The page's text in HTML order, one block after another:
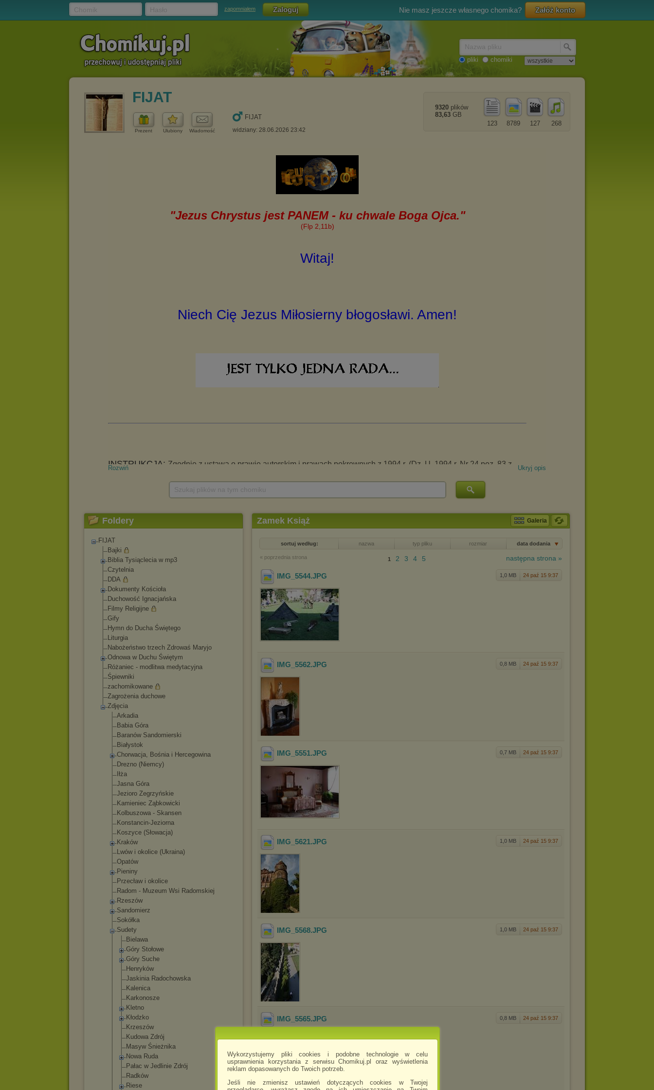
Wykorzystujemy pliki cookies i podobne technologie w celu
usprawnienia korzystania z serwisu Chomikuj.pl oraz wyświetlenia
reklam dopasowanych do Twoich potrzeb.
Jeśli nie zmienisz ustawień dotyczących cookies w Twojej
zapomniałem Nie masz jeszcze własnego chomika? Załóż konto
pliki chomiki
FIJAT
Prezent Ulubiony Wiadomość
FIJAT
widziany: 28.06.2026 23:42
268
127
8789
123
9320 plików
83,63 GB
Ukryj opis
Rozwiń
Foldery
FIJAT
Bajki
Biblia Tysiąclecia w mp3
Czytelnia
DDA
Dokumenty Kościoła
Duchowość Ignacjańska
Filmy Religijne
Gify
Hymn do Ducha Świętego
Liturgia
Nabożeństwo trzech Zdrowaś Maryjo
Odnowa w Duchu Świętym
Różaniec - modlitwa medytacyjna
Śpiewniki
zachomikowane
Zagrożenia duchowe
Zdjęcia
Arkadia
Babia Góra
Baranów Sandomierski
Białystok
Chorwacja, Bośnia i Hercegowina
Drezno (Niemcy)
Iłża
Jasna Góra
Jezioro Zegrzyńskie
Kamieniec Ząbkowicki
Kolbuszowa - Skansen
Konstancin-Jeziorna
Koszyce (Słowacja)
Kraków
Lwów i okolice (Ukraina)
Opatów
Pieniny
Przecław i okolice
Radom - Muzeum Wsi Radomskiej
Rzeszów
Sandomierz
Sokółka
Sudety
Bielawa
Góry Stołowe
Góry Suche
Henryków
Jaskinia Radochowska
Kalenica
Karkonosze
Kletno
Kłodzko
Krzeszów
Kudowa Zdrój
Masyw Śnieżnika
Nowa Ruda
Pałac w Jedlinie Zdrój
Radków
Riese
Zamek Książ Galeria
sortuj według: nazwa typ pliku rozmiar data dodania
« poprzednia strona następna strona »
1 2 3 4 5
1,0 MB 24 paź 15 9:37
IMG_5544.JPG
0,8 MB 24 paź 15 9:37
IMG_5562.JPG
0,7 MB 24 paź 15 9:37
IMG_5551.JPG
1,0 MB 24 paź 15 9:37
IMG_5621.JPG
1,0 MB 24 paź 15 9:37
IMG_5568.JPG
0,8 MB 24 paź 15 9:37
IMG_5565.JPG